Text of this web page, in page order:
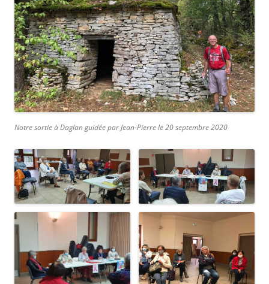
Notre sortie à Daglan guidée par Jean-Pierre le 20 septembre 2020